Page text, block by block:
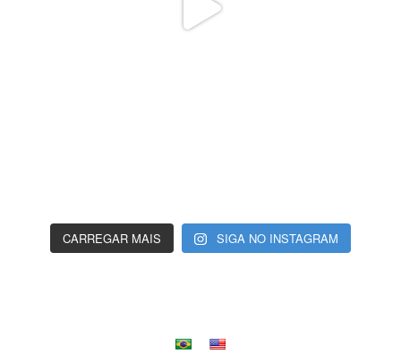
CARREGAR MAIS SIGA NO INSTAGRAM